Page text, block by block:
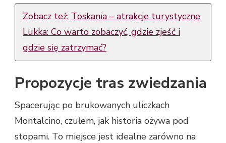
Zobacz też: Toskania – atrakcje turystyczne
Lukka: Co warto zobaczyć, gdzie zjeść i
gdzie się zatrzymać?
Propozycje tras zwiedzania
Spacerując po brukowanych uliczkach
Montalcino, czułem, jak historia ożywa pod
stopami. To miejsce jest idealne zarówno na